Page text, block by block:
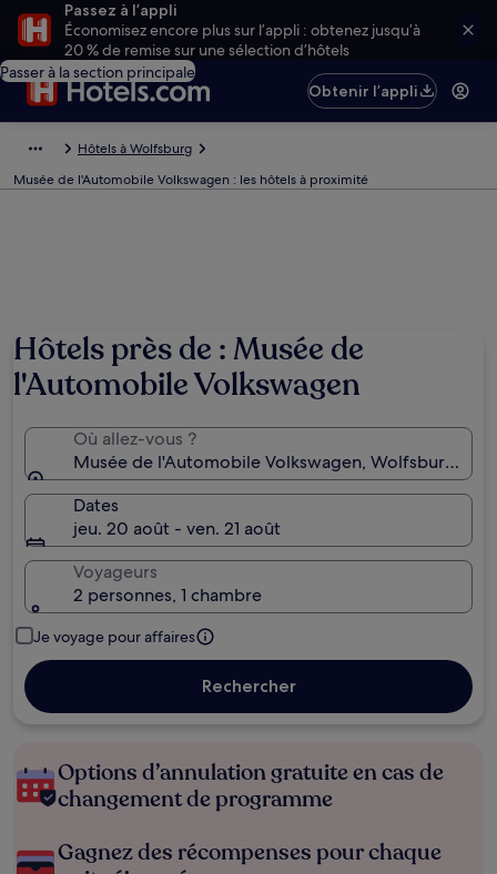
Passez à l’appli
Économisez encore plus sur l’appli : obtenez jusqu’à
20 % de remise sur une sélection d’hôtels
Passer à la section principale
Obtenir l’appli
Hôtels à Wolfsburg
Musée de l'Automobile Volkswagen : les hôtels à proximité
Hôtels près de : Musée de
l'Automobile Volkswagen
Où allez-vous ?
Musée de l'Automobile Volkswagen, Wolfsburg,
Dates
jeu. 20 août - ven. 21 août
Voyageurs
2 personnes, 1 chambre
Je voyage pour affaires
Rechercher
Options d’annulation gratuite en cas de
changement de programme
Gagnez des récompenses pour chaque